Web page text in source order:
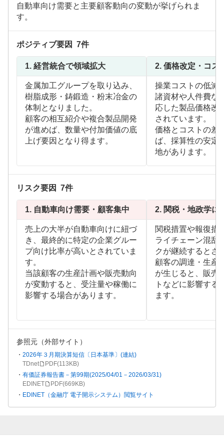
自動車向け需要と主要顧客動向の変動が挙げられま
す。
ポジティブ要因 7件
1. 経営統合で領域拡大
金属加工グループを取り込み、
樹脂成形・鋳鍛造・粉末冶金の
体制となりました。
顧客の相互紹介や複合製品開発
が進めば、数量や付加価値の底
上げ要因となり得ます。
2. 価格改定・コス
操業コストの低減
諸資材や人件費な
応した製品価格改
されています。
価格とコストの差
ば、採算性の安定
地があります。
リスク要因 7件
1. 自動車向け需要・顧客集中
売上の大半が自動車向けに紐づ
き、最終的に特定の企業グルー
プ向け比率が高いとされていま
す。
当該顧客の生産計画や販売動向
が変動すると、受注量や稼働に
影響する場合があります。
2. 関税・地政学に
関税措置や報復措
ライチェーン混乱
クが継続するとさ
顧客の調達・生産
が生じると、販売
トなどに影響する
ます。
参照元（外部サイト）
2026年３月期決算短信〔日本基準〕(連結)
TDnet
PDF(113KB)
有価証券報告書－第99期(2025/04/01－2026/03/31)
EDINET
PDF(669KB)
EDINET（金融庁 電子開示システム）閲覧サイト